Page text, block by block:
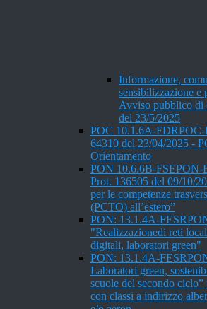
Informazione,
sensibilizzazione e
Avviso pubblico di
del 23/5/2025
POC 10.1.6A-
64310 del 23/04/2025 -
Orientamento
PON 10.6.6B-FSEPON-
Prot. 136505 del 09/10/
per le competenze
(PCTO) all’estero”
PON: 13.1.4A-
"Realizzazionedi reti
digitali, laboratori green"
PON: 13.1.4A-
Laboratori green,
scuole del secondo
con classi a indirizzo